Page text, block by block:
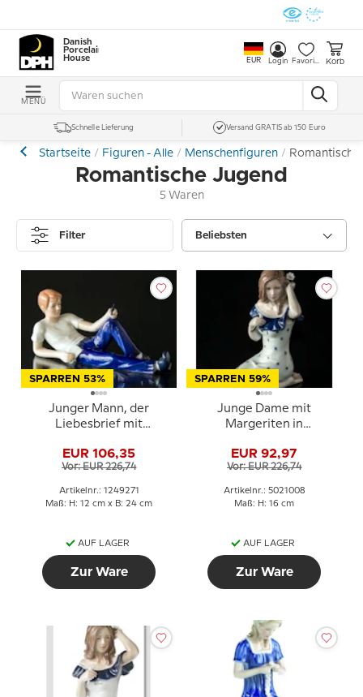
Danish
Porcelain
House
EUR Login Favoriten Korb
MENÜ
Schnelle Lieferung Versand GRATIS ab 150 Euro
Startseite Figuren - Alle Menschenfiguren Romantische
Romantische Jugend
5 Waren
Filter Beliebsten
SPARREN 53%
Junger Mann, der
Liebesbrief mit
schreibt, Royal
Copenhagen Figur Nr.
271
EUR 106,35
Vor: EUR 226,74
Artikelnr.: 1249271
Maß: H: 12 cm x B: 24 cm
AUF LAGER
Zur Ware
SPARREN 59%
Junge Dame mit
Margeriten in
Karen, Royal
Copenhagen Figur Nr.
008
EUR 92,97
Vor: EUR 226,74
Artikelnr.: 5021008
Maß: H: 16 cm
AUF LAGER
Zur Ware